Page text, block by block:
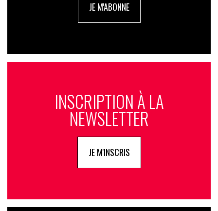
JE M'ABONNE
INSCRIPTION À LA
NEWSLETTER
JE M'INSCRIS